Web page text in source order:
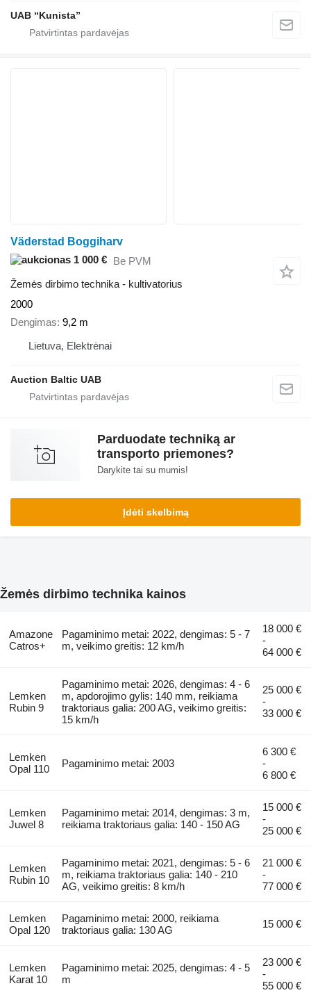
UAB “Kunista”
Väderstad Boggiharv
1 000 € Be PVM
Žemės dirbimo technika - kultivatorius
2000
Dengimas 9,2 m
Lietuva, Elektrėnai
Auction Baltic UAB
Parduodate techniką ar
transporto priemones?
Darykite tai su mumis!
Įdėti skelbimą
Žemės dirbimo technika kainos
Amazone
Catros+
Pagaminimo metai: 2022, dengimas: 5 - 7
m, veikimo greitis: 12 km/h
18 000 €
-
64 000 €
Lemken
Rubin 9
Pagaminimo metai: 2026, dengimas: 4 - 6
m, apdorojimo gylis: 140 mm, reikiama
traktoriaus galia: 200 AG, veikimo greitis:
15 km/h
25 000 €
-
33 000 €
Lemken
Opal 110
Pagaminimo metai: 2003
6 300 €
-
6 800 €
Lemken
Juwel 8
Pagaminimo metai: 2014, dengimas: 3 m,
reikiama traktoriaus galia: 140 - 150 AG
15 000 €
-
25 000 €
Lemken
Rubin 10
Pagaminimo metai: 2021, dengimas: 5 - 6
m, reikiama traktoriaus galia: 140 - 210
AG, veikimo greitis: 8 km/h
21 000 €
-
77 000 €
Lemken
Opal 120
Pagaminimo metai: 2000, reikiama
traktoriaus galia: 130 AG
15 000 €
Lemken
Karat 10
Pagaminimo metai: 2025, dengimas: 4 - 5
m
23 000 €
-
55 000 €